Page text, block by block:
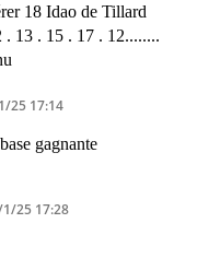
18 Idao de Tillard
13 . 15 . 17 . 12........
25 17:14
gagnante
25 17:28